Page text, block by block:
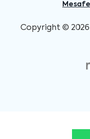
Copyright © 2026